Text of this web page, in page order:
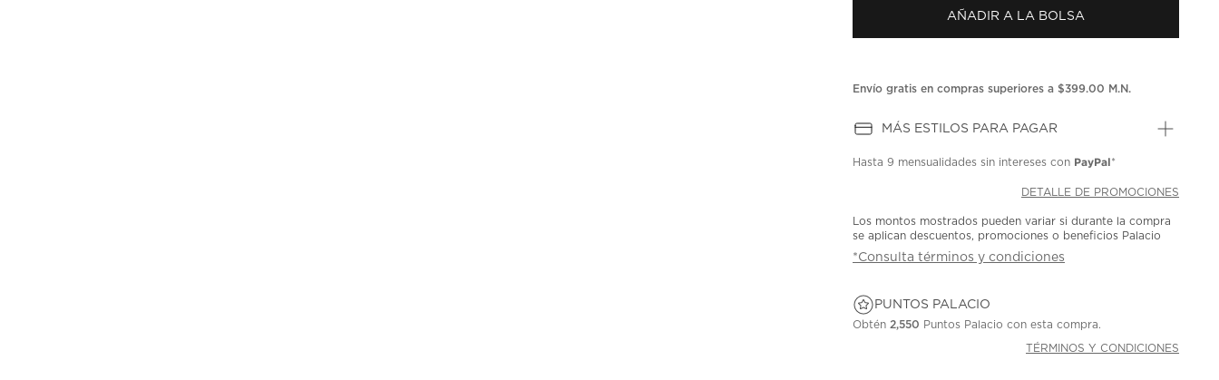
en
la
AÑADIR A LA BOLSA
Envío gratis en compras superiores a $399.00 M.N.
MÁS ESTILOS PARA PAGAR
Hasta9 mensualidades sin intereses con PayPal*
DETALLE DE PROMOCIONES
Los montos mostrados pueden variar si durante la compra
se aplican descuentos, promociones o beneficios Palacio
*Consulta términos y condiciones
PUNTOS PALACIO
Obtén 2,550 Puntos Palacio con esta compra.
TÉRMINOS Y CONDICIONES